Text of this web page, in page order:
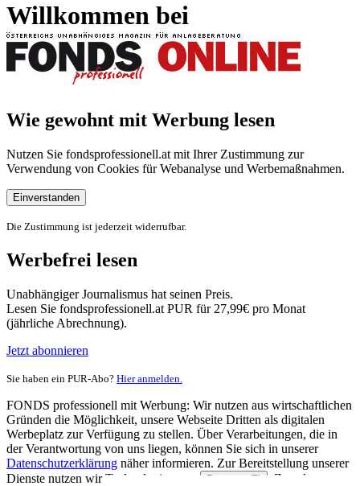
Willkommen bei
Wie gewohnt mit Werbung lesen
Nutzen Sie fondsprofessionell.at mit Ihrer Zustimmung zur
Verwendung von Cookies für Webanalyse und Werbemaßnahmen.
Einverstanden
Die Zustimmung ist jederzeit widerrufbar.
Werbefrei lesen
Unabhängiger Journalismus hat seinen Preis.
Lesen Sie fondsprofessionell.at PUR für 27,99€ pro Monat
(jährliche Abrechnung).
Jetzt abonnieren
Sie haben ein PUR-Abo? Hier anmelden.
FONDS professionell mit Werbung: Wir nutzen aus wirtschaftlichen
Gründen die Möglichkeit, unsere Webseite Dritten als digitalen
Werbeplatz zur Verfügung zu stellen. Über Verarbeitungen, die in
der Verantwortung von uns liegen, können Sie sich in unserer
Datenschutzerklärung näher informieren. Zur Bereitstellung unserer
Dienste nutzen wir Technologien von
Partnern (5)
. Zwecke: